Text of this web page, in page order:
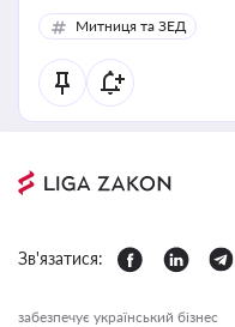
Митниця та ЗЕД
Зв'язатися:
забезпечує український бізнес